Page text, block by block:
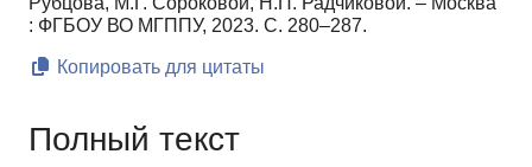
: ФГБОУ ВО МГППУ, 2023. С. 280–287.
Копировать для цитаты
Полный текст